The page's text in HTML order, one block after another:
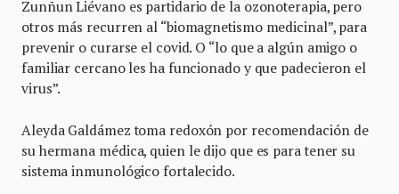
Zunñun Liévano es partidario de la ozonoterapia, pero
otros más recurren al “biomagnetismo medicinal”, para
prevenir o curarse el covid. O “lo que a algún amigo o
familiar cercano les ha funcionado y que padecieron el
virus”.
Aleyda Galdámez toma redoxón por recomendación de
su hermana médica, quien le dijo que es para tener su
sistema inmunológico fortalecido.